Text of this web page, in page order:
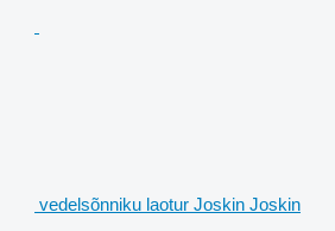
vedelsõnniku laotur Joskin Joskin